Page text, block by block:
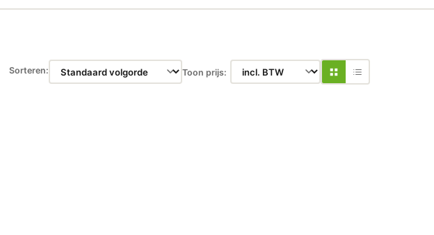
Sorteren: Toon prijs: